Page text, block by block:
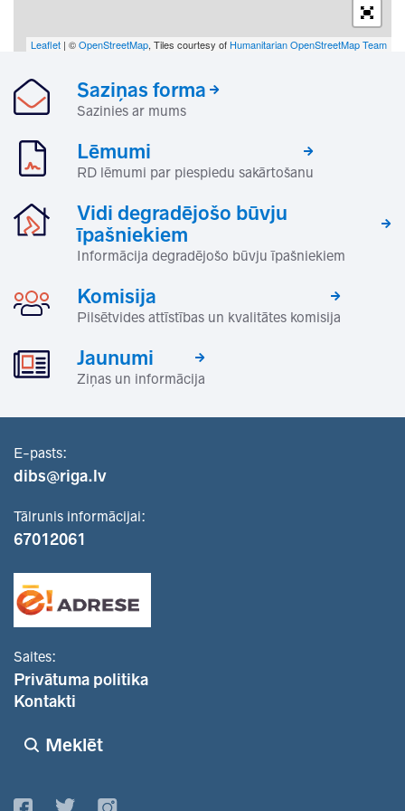
Leaflet | ©OpenStreetMap, Tiles courtesy of Humanitarian OpenStreetMap Team
Saziņas forma
Sazinies ar mums
Lēmumi
RD lēmumi par piespiedu sakārtošanu
Vidi degradējošo būvju
īpašniekiem
Informācija degradējošo būvju īpašniekiem
Komisija
Pilsētvides attīstības un kvalitātes komisija
Jaunumi
Ziņas un informācija
E-pasts:
dibs@riga.lv
Tālrunis informācijai:
67012061
Saites:
Privātuma politika
Kontakti
Meklēt